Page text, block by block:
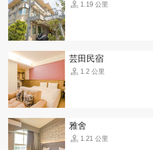
1.19 公里
芸田民宿
1.2 公里
雅舍
1.21 公里